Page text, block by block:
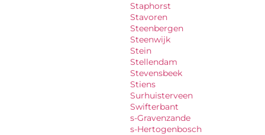
Staphorst
Stavoren
Steenbergen
Steenwijk
Stein
Stellendam
Stevensbeek
Stiens
Surhuisterveen
Swifterbant
s-Gravenzande
s-Hertogenbosch